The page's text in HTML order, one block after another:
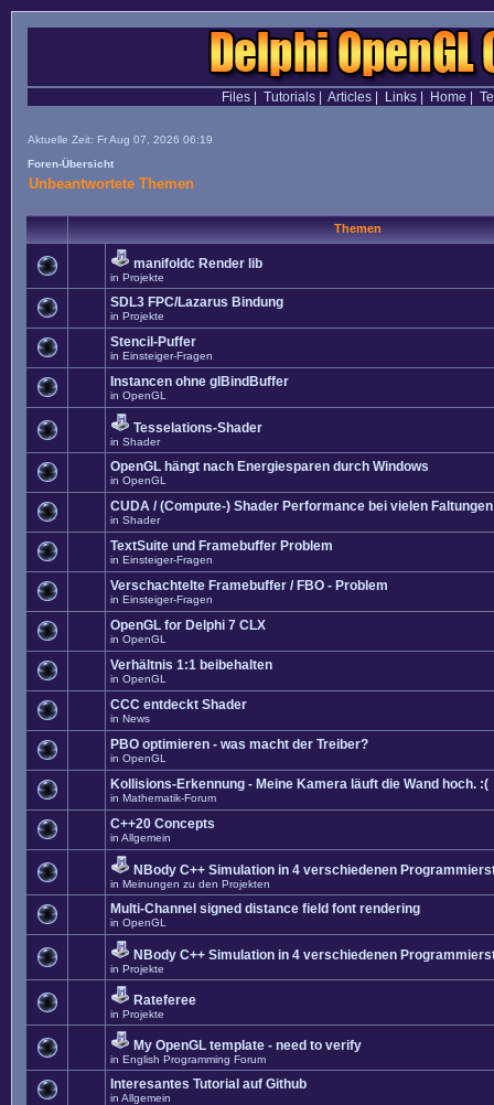
Files| Tutorials| Articles| Links| Home
Aktuelle Zeit: Fr Aug 07, 2026 06:19
Foren-Übersicht
Unbeantwortete Themen
Themen
manifoldc Render lib
in Projekte
SDL3 FPC/Lazarus Bindung
in Projekte
Stencil-Puffer
in Einsteiger-Fragen
Instancen ohne glBindBuffer
in OpenGL
Tesselations-Shader
in Shader
OpenGL hängt nach Energiesparen durch Windows
in OpenGL
CUDA / (Compute-) Shader Performance bei vielen Faltungen
in Shader
TextSuite und Framebuffer Problem
in Einsteiger-Fragen
Verschachtelte Framebuffer / FBO - Problem
in Einsteiger-Fragen
OpenGL for Delphi 7 CLX
in OpenGL
Verhältnis 1:1 beibehalten
in OpenGL
CCC entdeckt Shader
in News
PBO optimieren - was macht der Treiber?
in OpenGL
Kollisions-Erkennung - Meine Kamera läuft die Wand hoch. :(
in Mathematik-Forum
C++20 Concepts
in Allgemein
NBody C++ Simulation in 4 verschiedenen
in Meinungen zu den Projekten
Multi-Channel signed distance field font rendering
in OpenGL
NBody C++ Simulation in 4 verschiedenen
in Projekte
Rateferee
in Projekte
My OpenGL template - need to verify
in English Programming Forum
Interesantes Tutorial auf Github
in Allgemein